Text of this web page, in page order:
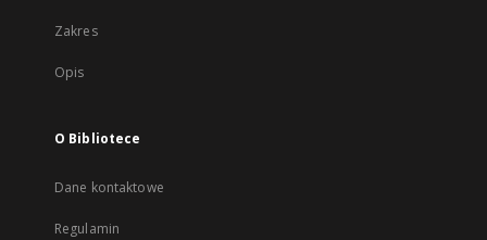
Zakres
Opis
O Bibliotece
Dane kontaktowe
Regulamin